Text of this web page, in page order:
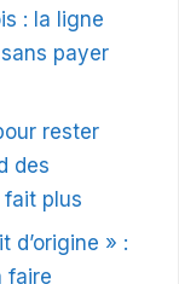
: la ligne
payer
rester
des
fait plus
d’origine » :
faire